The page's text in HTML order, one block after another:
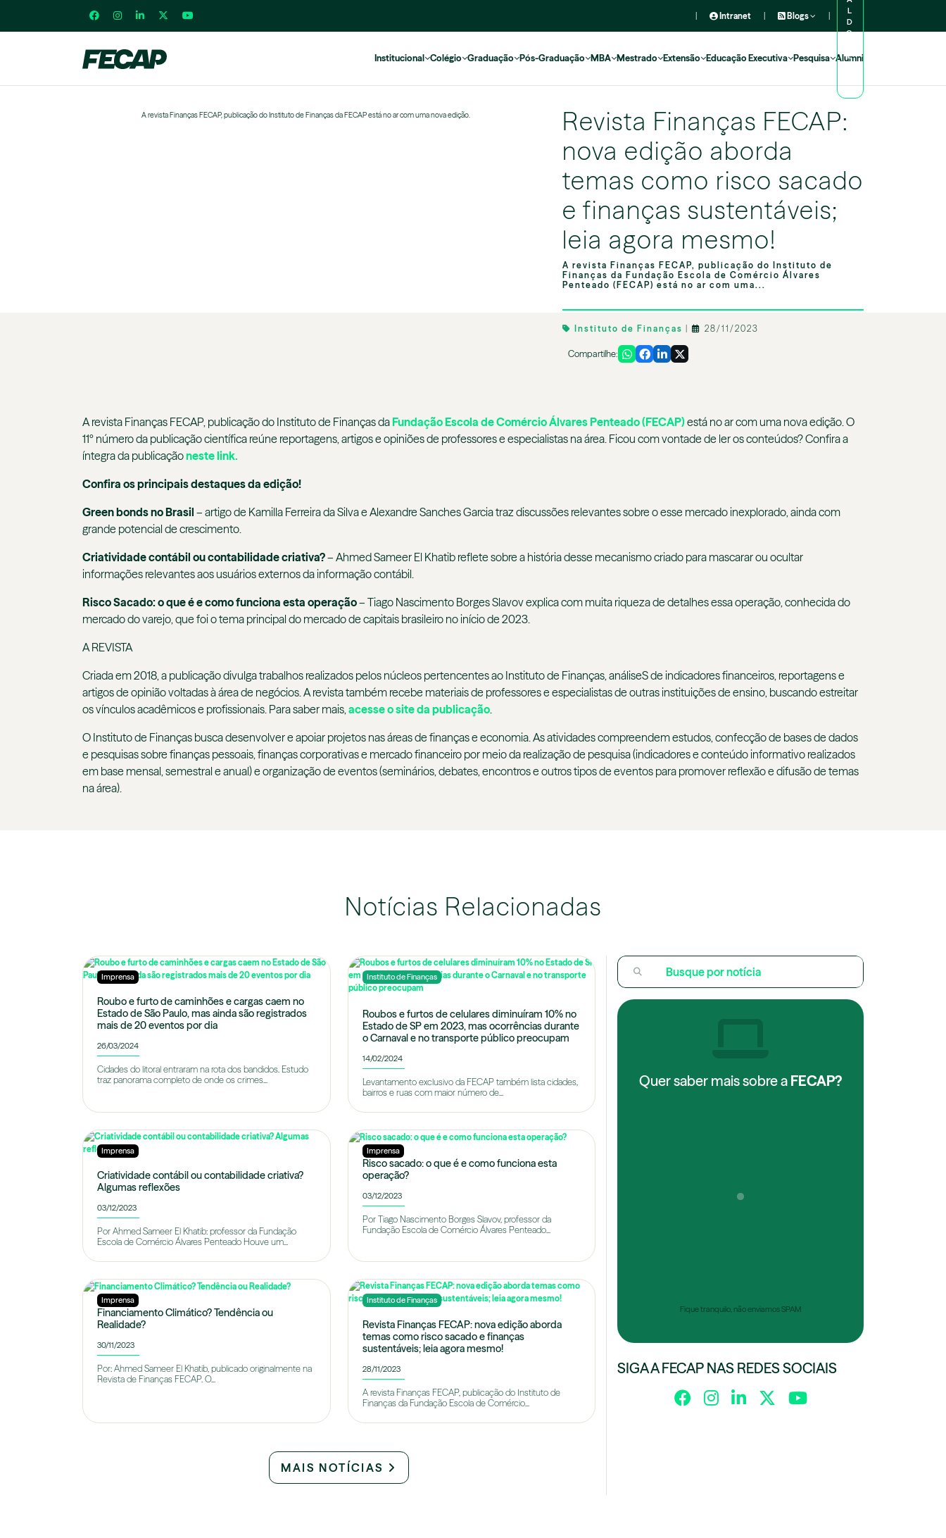
| Intranet | Blogs |
L
D
O
L
O
Institucional Colégio Graduação Pós-Graduação MBA Mestrado Extensão Educação Executiva Pesquisa Alumni
A revista Finanças FECAP, publicação do Instituto de Finanças da FECAP está no ar com uma nova edição.
Revista Finanças FECAP:
nova edição aborda
temas como risco sacado
e finanças sustentáveis;
leia agora mesmo!
A revista Finanças FECAP, publicação do Instituto de
Finanças da Fundação Escola de Comércio Álvares
Penteado (FECAP) está no ar com uma...
Instituto de Finanças 28/11/2023
Compartilhe:
A revista Finanças FECAP, publicação do Instituto de Finanças daFundação Escola de Comércio Álvares Penteado (FECAP)está no ar com uma nova edição. O
11º número da publicação científica reúne reportagens, artigos e opiniões de professores e especialistas na área. Ficou com vontade de ler os conteúdos? Confira a
íntegra da publicaçãoneste link.
Confira os principais destaques da edição!
Green bonds no Brasil – artigo de Kamilla Ferreira da Silva e Alexandre Sanches Garcia traz discussões relevantes sobre o esse mercado inexplorado, ainda com
grande potencial de crescimento.
Criatividade contábil ou contabilidade criativa?– Ahmed Sameer El Khatib reflete sobre a história desse mecanismo criado para mascarar ou ocultar
informações relevantes aos usuários externos da informação contábil.
Risco Sacado: o que é e como funciona esta operação– Tiago Nascimento Borges Slavov explica com muita riqueza de detalhes essa operação, conhecida do
mercado do varejo, que foi o tema principal do mercado de capitais brasileiro no início de 2023.
A REVISTA
Criada em 2018, a publicação divulga trabalhos realizados pelos núcleos pertencentes ao Instituto de Finanças, análiseS de indicadores financeiros, reportagens e
artigos de opinião voltadas à área de negócios. A revista também recebe materiais de professores e especialistas de outras instituições de ensino, buscando estreitar
os vínculos acadêmicos e profissionais. Para saber mais,acesse o site da publicação.
O Instituto de Finanças busca desenvolver e apoiar projetos nas áreas de finanças e economia. As atividades compreendem estudos, confecção de bases de dados
e pesquisas sobre finanças pessoais, finanças corporativas e mercado financeiro por meio da realização de pesquisa (indicadores e conteúdo informativo realizados
em base mensal, semestral e anual) e organização de eventos (seminários, debates, encontros e outros tipos de eventos para promover reflexão e difusão de temas
na área).
Notícias Relacionadas
Imprensa
Roubo e furto de caminhões e cargas caem no
Estado de São Paulo, mas ainda são registrados
mais de 20 eventos por dia
26/03/2024
Cidades do litoral entraram na rota dos bandidos. Estudo
traz panorama completo de onde os crimes...
Instituto de Finanças
Roubos e furtos de celulares diminuíram 10% no
Estado de SP em 2023, mas ocorrências durante
o Carnaval e no transporte público preocupam
14/02/2024
Levantamento exclusivo da FECAP também lista cidades,
bairros e ruas com maior número de...
Imprensa
Criatividade contábil ou contabilidade criativa?
Algumas reflexões
03/12/2023
Por Ahmed Sameer El Khatib: professor da Fundação
Escola de Comércio Álvares Penteado Houve um...
Imprensa
Risco sacado: o que é e como funciona esta
operação?
03/12/2023
Por Tiago Nascimento Borges Slavov, professor da
Fundação Escola de Comércio Álvares Penteado...
Imprensa
Financiamento Climático? Tendência ou
Realidade?
30/11/2023
Por: Ahmed Sameer El Khatib, publicado originalmente na
Revista de Finanças FECAP. O...
Instituto de Finanças
Revista Finanças FECAP: nova edição aborda
temas como risco sacado e finanças
sustentáveis; leia agora mesmo!
28/11/2023
A revista Finanças FECAP, publicação do Instituto de
Finanças da Fundação Escola de Comércio...
MAIS NOTÍCIAS
Quer saber mais sobre a FECAP?
Fique tranquilo, não enviamos SPAM
SIGA A FECAP NAS REDES SOCIAIS